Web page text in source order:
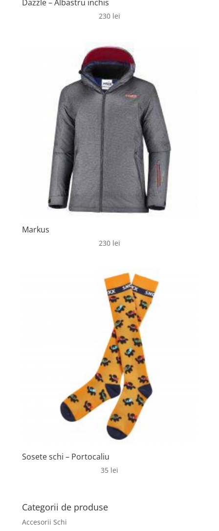
Dazzle – Albastru inchis
230 lei
Markus
230 lei
Sosete schi – Portocaliu
35 lei
Categorii de produse
Accesorii Schi